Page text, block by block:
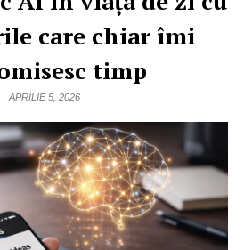
care chiar îmi
timp
APRILIE 5, 2026